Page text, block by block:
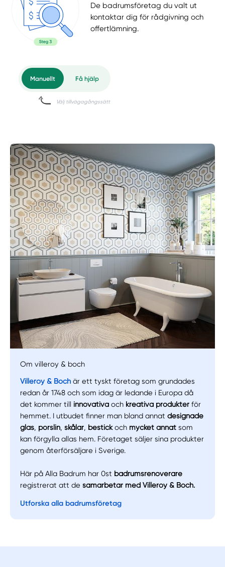
De badrumsföretag du valt ut
kontaktar dig för rådgivning och
offertlämning.
Få hjälp
Välj tillvägagångssätt
Om villeroy & boch
Villeroy & Boch är ett tyskt företag som grundades
redan år 1748 och som idag är ledande i Europa då
det kommer till innovativa och kreativa produkterför
hemmet. I utbudet finner man bland annatdesignade
glas, porslin,skålar, bestickoch mycket annat som
kan förgylla allas hem. Företaget säljer sina produkter
genom återförsäljare i Sverige.
Här på Alla Badrum har 0st badrumsrenoverare
registrerat att desamarbetar med Villeroy & Boch.
Utforska alla badrumsföretag